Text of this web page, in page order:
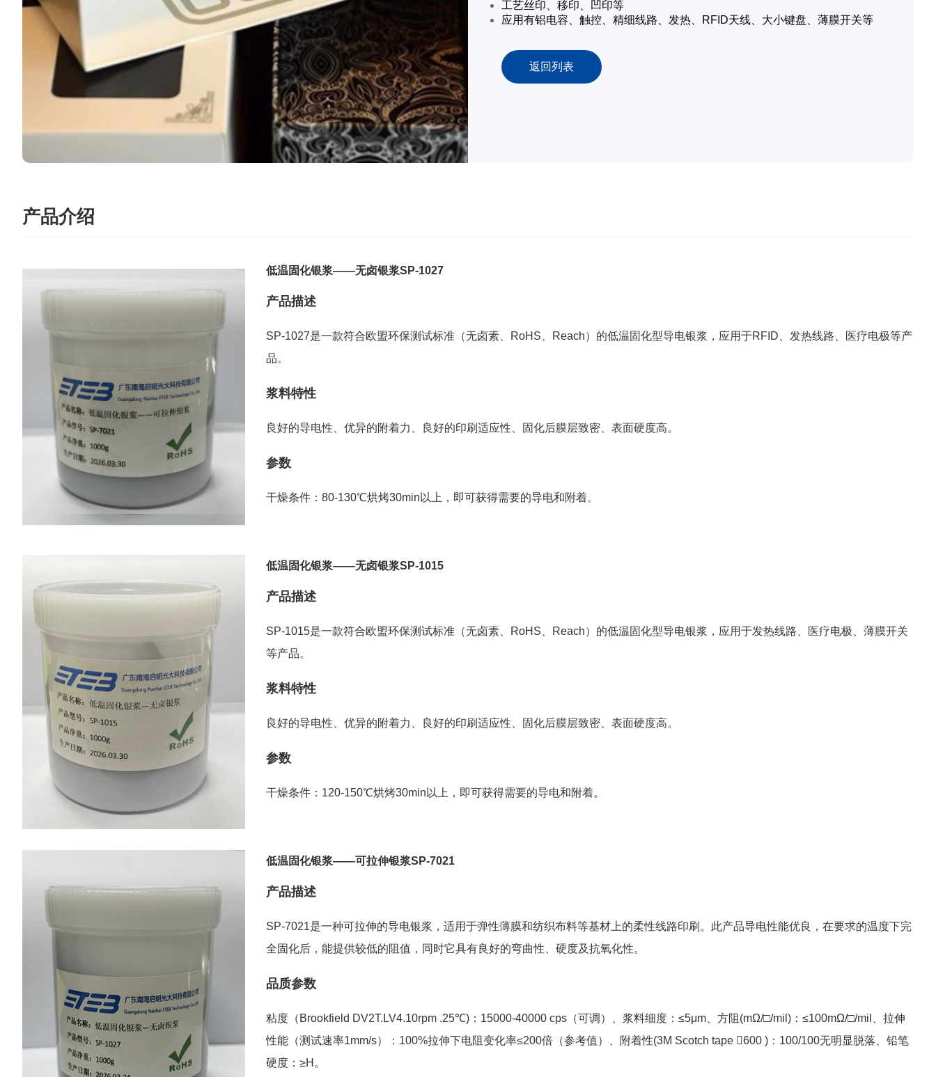
工艺丝印、移印、凹印等
应用有铝电容、触控、精细线路、发热、RFID天线、大小键盘、薄膜开关等
返回列表
产品介绍
低温固化银浆——无卤银浆SP-1027
产品描述
SP-1027是一款符合欧盟环保测试标准（无卤素、RoHS、Reach）的低温固化型导电银浆，应用于RFID、发热线路、医疗电极等产
品。
浆料特性
良好的导电性、优异的附着力、良好的印刷适应性、固化后膜层致密、表面硬度高。
参数
干燥条件：80-130℃烘烤30min以上，即可获得需要的导电和附着。
低温固化银浆——无卤银浆SP-1015
产品描述
SP-1015是一款符合欧盟环保测试标准（无卤素、RoHS、Reach）的低温固化型导电银浆，应用于发热线路、医疗电极、薄膜开关
等产品。
浆料特性
良好的导电性、优异的附着力、良好的印刷适应性、固化后膜层致密、表面硬度高。
参数
干燥条件：120-150℃烘烤30min以上，即可获得需要的导电和附着。
低温固化银浆——可拉伸银浆SP-7021
产品描述
SP-7021是一种可拉伸的导电银浆，适用于弹性薄膜和纺织布料等基材上的柔性线路印刷。此产品导电性能优良，在要求的温度下完
全固化后，能提供较低的阻值，同时它具有良好的弯曲性、硬度及抗氧化性。
品质参数
粘度（Brookfield DV2T.LV4.10rpm .25℃)：15000-40000 cps（可调）、浆料细度：≤5μm、方阻(mΩ/□/mil)：≤100mΩ/□/mil、拉伸
性能（测试速率1mm/s）：100%拉伸下电阻变化率≤200倍（参考值）、附着性(3M Scotch tape 600 )：100/100无明显脱落、铅笔
硬度：≥H。